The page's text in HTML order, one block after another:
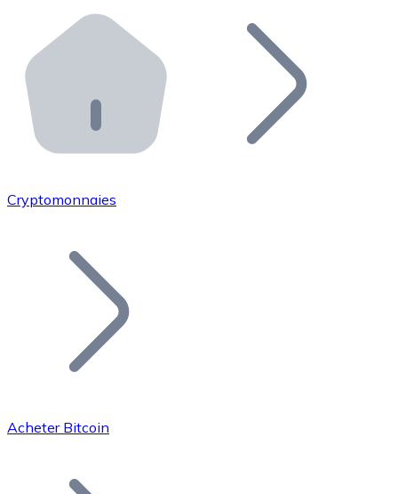
Distributeurs automatiques Bitnovo
Intégrez un ATM Bitnovo dans votre entreprise et
API Bitnovo
Intégrez notre API dans votre écosystème.
Rejoignez notre réseau de distributeurs et
Ajoutez le token de votre projet à notre service
Bitcoin
Cryptomonnaies
Acheter Bitcoin